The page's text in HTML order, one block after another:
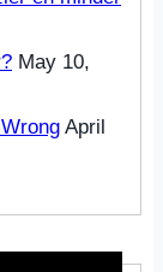
May 10,
April